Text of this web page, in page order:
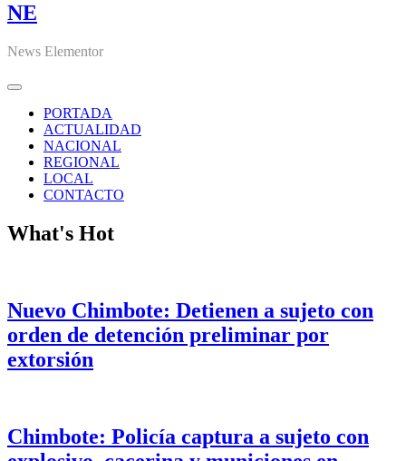
NE
News Elementor
PORTADA
ACTUALIDAD
NACIONAL
REGIONAL
LOCAL
CONTACTO
What's Hot
Nuevo Chimbote: Detienen a sujeto con
orden de detención preliminar por
extorsión
Chimbote: Policía captura a sujeto con